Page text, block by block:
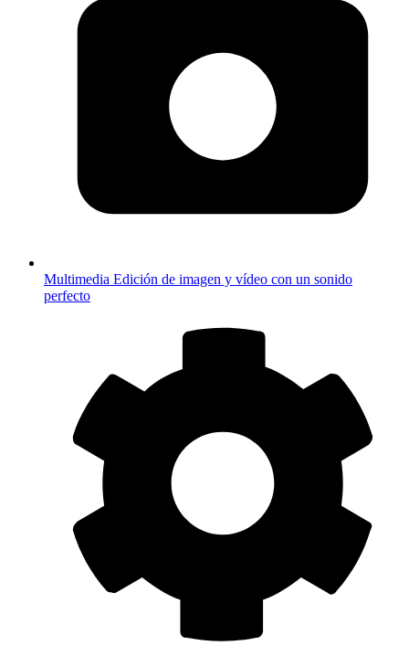
Multimedia Edición de imagen y vídeo con un sonido
perfecto